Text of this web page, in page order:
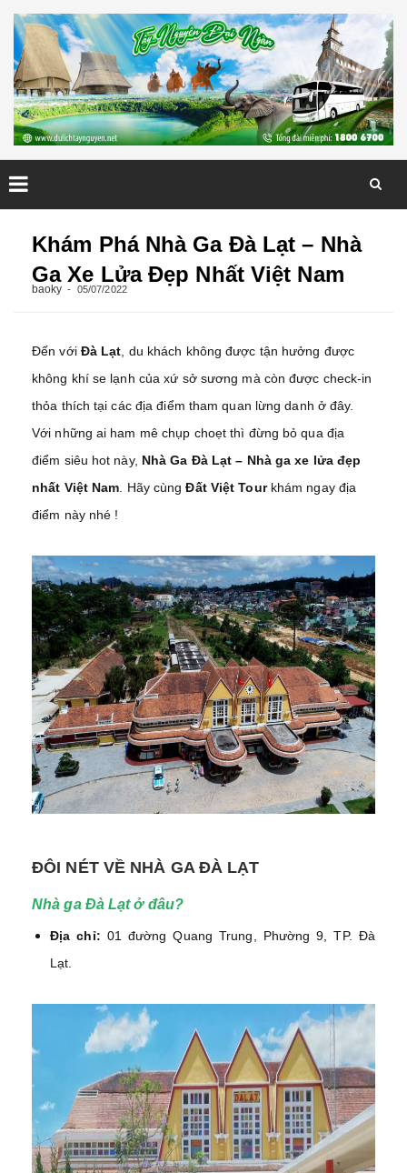
Khám Phá Nhà Ga Đà Lạt – Nhà
Ga Xe Lửa Đẹp Nhất Việt Nam
baoky 05/07/2022
Đến với Đà Lạt , du khách không được tận hưởng được
không khí se lạnh của xứ sở sương mà còn được check-in
thỏa thích tại các địa điểm tham quan lừng danh ở đây.
Với những ai ham mê chụp choẹt thì đừng bỏ qua địa
điểm siêu hot này, Nhà Ga Đà Lạt – Nhà ga xe lửa đẹp
nhất Việt Nam . Hãy cùng Đất Việt Tour khám ngay địa
điểm này nhé !
ĐÔI NÉT VỀ NHÀ GA ĐÀ LẠT
Nhà ga Đà Lạt ở đâu?
Địa chỉ: 01 đường Quang Trung, Phường 9, TP. Đà
Lạt.